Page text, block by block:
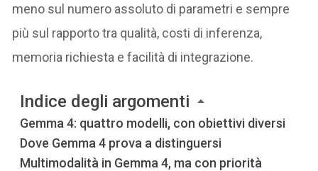
meno sul numero assoluto di parametri e sempre
più sul rapporto tra qualità, costi di inferenza,
memoria richiesta e facilità di integrazione.
Indice degli argomenti
Gemma 4: quattro modelli, con obiettivi diversi
Dove Gemma 4 prova a distinguersi
Multimodalità in Gemma 4, ma con priorità